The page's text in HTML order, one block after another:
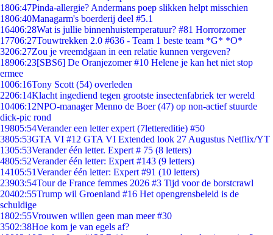
1806:47Pinda-allergie? Andermans poep slikken helpt misschien
1806:40Managarm's boerderij deel #5.1
16406:28Wat is jullie binnenhuistemperatuur? #81 Horrorzomer
17706:27Touwtrekken 2.0 #636 - Team 1 beste team *G* *O*
3206:27Zou je vreemdgaan in een relatie kunnen vergeven?
18906:23[SBS6] De Oranjezomer #10 Helene je kan het niet stop
ermee
1006:16Tony Scott (54) overleden
2206:14Klacht ingediend tegen grootste insectenfabriek ter wereld
10406:12NPO-manager Menno de Boer (47) op non-actief stuurde
dick-pic rond
19805:54Verander een letter expert (7lettereditie) #50
3805:53GTA VI #12 GTA VI Extended look 27 Augustus Netflix/YT
1305:53Verander één letter. Expert # 75 (8 letters)
4805:52Verander één letter: Expert #143 (9 letters)
14105:51Verander één letter: Expert #91 (10 letters)
23903:54Tour de France femmes 2026 #3 Tijd voor de borstcrawl
20402:55Trump wil Groenland #16 Het opengrensbeleid is de
schuldige
1802:55Vrouwen willen geen man meer #30
3502:38Hoe kom je van egels af?